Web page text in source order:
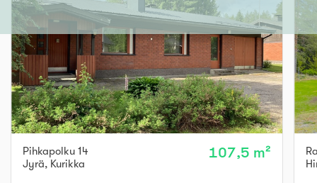
Pihkapolku 14
Jyrä, Kurikka
107,5 m²